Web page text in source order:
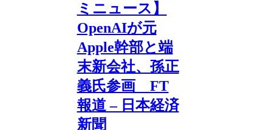
ミニュース】
OpenAIが元
Apple幹部と端
末新会社、孫正
義氏参画 FT
報道 – 日本経済
新聞